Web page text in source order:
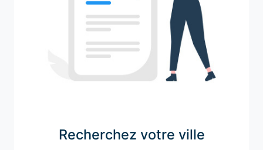
Recherchez votre ville